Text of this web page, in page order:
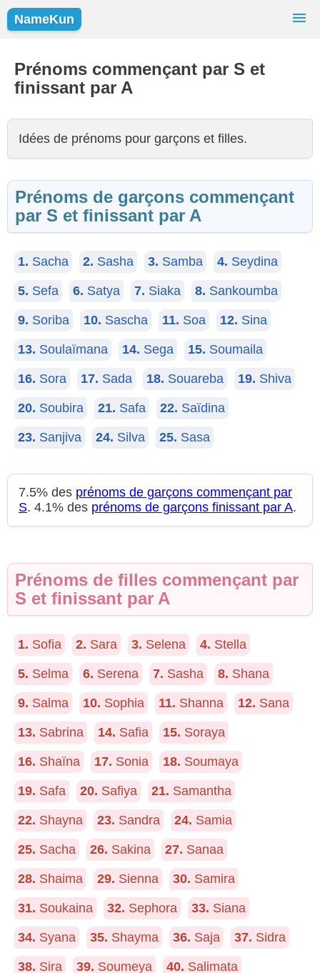
NameKun
Prénoms Populaires
Prénoms commençant par S et
finissant par A
Idées de prénoms pour garçons et filles.
Prénoms de garçons commençant
par S et finissant par A
1. Sacha 2. Sasha 3. Samba 4. Seydina
5. Sefa 6. Satya 7. Siaka 8. Sankoumba
9. Soriba 10. Sascha 11. Soa 12. Sina
13. Soulaïmana 14. Sega 15. Soumaila
16. Sora 17. Sada 18. Souareba 19. Shiva
20. Soubira 21. Safa 22. Saïdina
23. Sanjiva 24. Silva 25. Sasa
7.5% des prénoms de garçons commençant par
S. 4.1% des prénoms de garçons finissant par A.
Prénoms de filles commençant par
S et finissant par A
1. Sofia 2. Sara 3. Selena 4. Stella
5. Selma 6. Serena 7. Sasha 8. Shana
9. Salma 10. Sophia 11. Shanna 12. Sana
13. Sabrina 14. Safia 15. Soraya
16. Shaïna 17. Sonia 18. Soumaya
19. Safa 20. Safiya 21. Samantha
22. Shayna 23. Sandra 24. Samia
25. Sacha 26. Sakina 27. Sanaa
28. Shaima 29. Sienna 30. Samira
31. Soukaina 32. Sephora 33. Siana
34. Syana 35. Shayma 36. Saja 37. Sidra
38. Sira 39. Soumeya 40. Salimata